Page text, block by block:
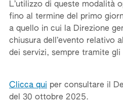
L’utilizzo di queste modalità
fino al termine del primo
a quello in cui la Direzione
chiusura dell’evento relativo
dei servizi, sempre tramite
Clicca qui per consultare il
del 30 ottobre 2025.